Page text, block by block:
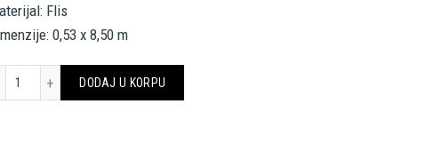
Flis
0,53 x 8,50 m
DODAJ U KORPU